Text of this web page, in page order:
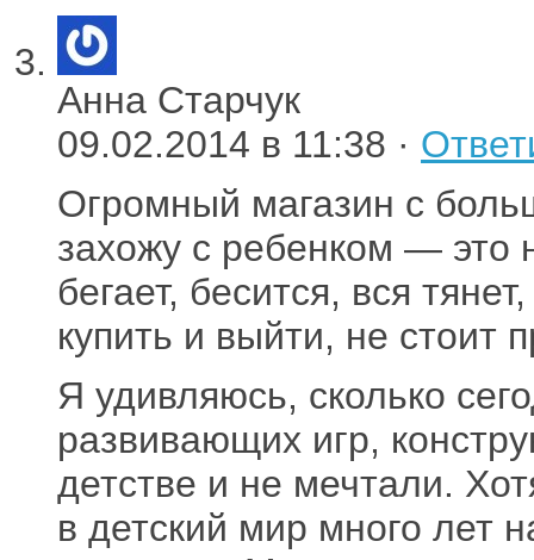
Анна Старчук
09.02.2014 в 11:38 ·
Огромный магазин с
захожу с ребенком — это
бегает, бесится, вся
купить и выйти, не стоит
Я удивляюсь, сколько
развивающих игр,
детстве и не мечтали.
в детский мир много лет